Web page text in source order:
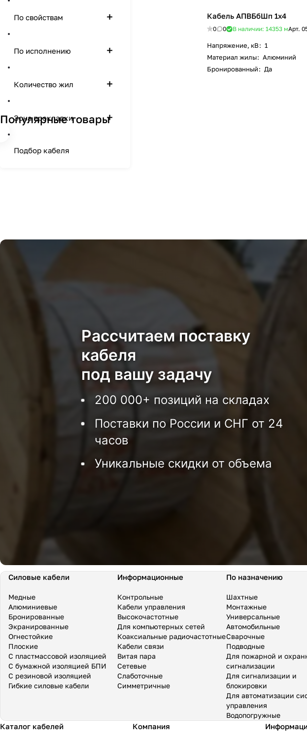
Кабель АПВБбШп 1х4
0 0 В наличии: 14353 мАрт.
Напряжение, кВ: 1
Материал жилы: Алюминий
Бронированный: Да
Популярные товары
По свойствам
По исполнению
Количество жил
Зона прокладки
Подбор кабеля
Рассчитаем поставку
кабеля
под вашу задачу
200 000+ позиций на складах
Поставки по России и СНГ от 24
часов
Уникальные скидки от объема
Силовые кабели
Медные
Алюминиевые
Бронированные
Экранированные
Огнестойкие
Плоские
С пластмассовой изоляцией
С бумажной изоляцией БПИ
С резиновой изоляцией
Гибкие силовые кабели
Информационные
Контрольные
Кабели управления
Высокочастотные
Для компьютерных сетей
Коаксиальные радиочастотные
Кабели связи
Витая пара
Сетевые
Слаботочные
Симметричные
По назначению
Шахтные
Монтажные
Универсальные
Автомобильные
Сварочные
Подводные
Для пожарной и
сигнализации
Для сигнализации и
блокировки
Для автоматизации
управления
Водопогружные
Каталог кабелей Компания